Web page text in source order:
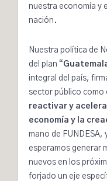
nuestra economía y
nación.
Nuestra política de
del plan “
integral del país,
sector público como
reactivar y
economía y la
mano de FUNDESA,
esperamos generar
nuevos en los
forjado un eje